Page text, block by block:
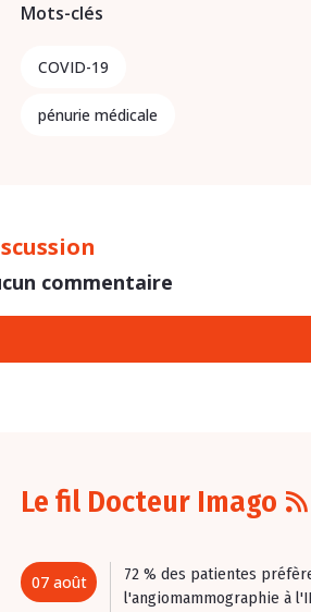
Mots-clés
COVID-19
pénurie médicale
commentaire
Le fil Docteur Imago
07 août
72 % des patientes
l'angiomammographie à